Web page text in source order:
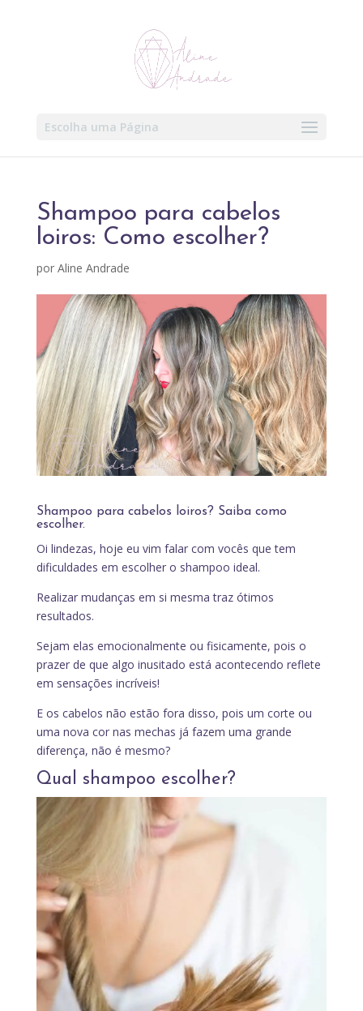
Escolha uma Página
Shampoo para cabelos
loiros: Como escolher?
por Aline Andrade
Shampoo para cabelos loiros? Saiba como
escolher.
Oi lindezas, hoje eu vim falar com vocês que tem
dificuldades em escolher o shampoo ideal.
Realizar mudanças em si mesma traz ótimos
resultados.
Sejam elas emocionalmente ou fisicamente, pois o
prazer de que algo inusitado está acontecendo reflete
em sensações incríveis!
E os cabelos não estão fora disso, pois um corte ou
uma nova cor nas mechas já fazem uma grande
diferença, não é mesmo?
Qual shampoo escolher?